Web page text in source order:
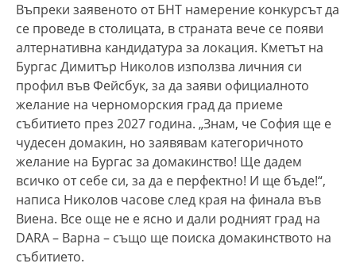
Въпреки заявеното от БНТ намерение конкурсът да
се проведе в столицата, в страната вече се появи
алтернативна кандидатура за локация. Кметът на
Бургас Димитър Николов използва личния си
профил във Фейсбук, за да заяви официалното
желание на черноморския град да приеме
събитието през 2027 година. „Знам, че София ще е
чудесен домакин, но заявявам категоричното
желание на Бургас за домакинство! Ще дадем
всичко от себе си, за да е перфектно! И ще бъде!“,
написа Николов часове след края на финала във
Виена. Все още не е ясно и дали родният град на
DARA – Варна – също ще поиска домакинството на
събитието.